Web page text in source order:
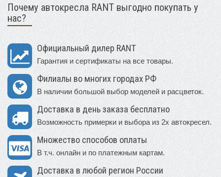
Почему автокресла RANT выгодно покупать у
нас?
Официальный дилер RANT
Гарантия и сертификаты на все товары.
Филиалы во многих городах РФ
В наличии большой выбор моделей и расцветок.
Доставка в день заказа бесплатно
Возможность примерки и выбора из 2х автокресел.
Множество способов оплаты
В т.ч. онлайн и по платежным картам.
Доставка в любой регион России